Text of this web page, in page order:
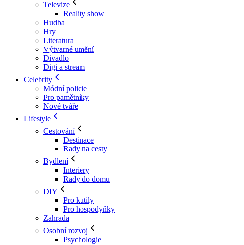
Televize
Reality show
Hudba
Hry
Literatura
Výtvarné umění
Divadlo
Digi a stream
Celebrity
Módní policie
Pro pamětníky
Nové tváře
Lifestyle
Cestování
Destinace
Rady na cesty
Bydlení
Interiery
Rady do domu
DIY
Pro kutily
Pro hospodyňky
Zahrada
Osobní rozvoj
Psychologie